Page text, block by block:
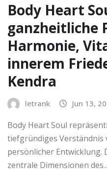
Body Heart
ganzheitliche
Harmonie,
innerem
Kendra
letrank Jun 13,
Body Heart Soul
tiefgründiges Verständnis
persönlicher Entwicklung.
zentrale Dimensionen